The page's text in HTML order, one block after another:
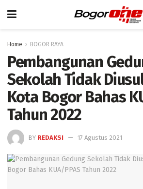
Home BOGOR RAYA
Pembangunan
Sekolah Tidak
Kota Bogor Bahas
Tahun 2022
BY REDAKSI 17 Agustus 2021